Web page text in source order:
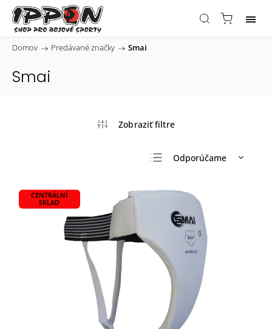
Domov / Predávané značky / Smai
Smai
Odporúčame
Najdrahšie
Najpredávanejšie
Abecedne
CENTRÁLNÍ
SKLAD